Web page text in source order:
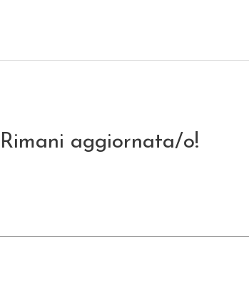
Rimani aggiornata/o!